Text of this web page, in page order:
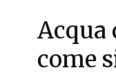
Acqua
come